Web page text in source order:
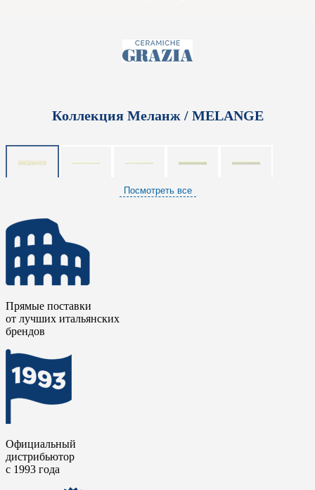
Коллекция Меланж / MELANGE
Посмотреть все
Прямые поставки
от лучших итальянских
брендов
Официальный
дистрибьютор
с 1993 года